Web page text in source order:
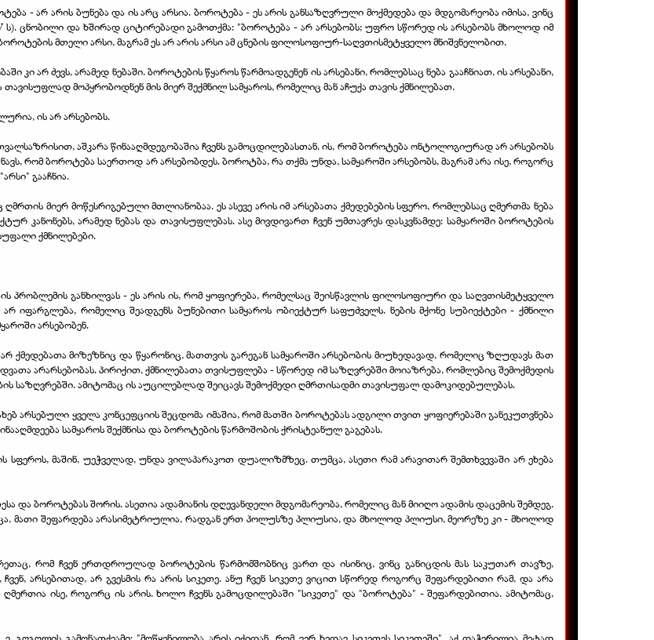
- არ არის ბუნება და ის არც არსია. ბოროტება - ეს არის განსაზღვრული მოქმედება და მდგომარეობა იმისა, ვინც
ს). ცნობილი და ხშირად ციტირებადი გამოთქმა: "ბოროტება - არ არსებობს; უფრო სწორედ ის არსებობს მხოლოდ იმ
მთელი არსი, მაგრამ ეს არ არის არსი ამ ცნების ფილოსოფიურ-საღვთისმეტყველო მნიშვნელობით.
კი არ ძევს, არამედ ნებაში. ბოროტების წყაროს წარმოადგენენ ის არსებანი, რომლებსაც ნება გააჩნიათ. ის არსებანი,
მოპყრობოდნენ მის მიერ შექმნილ სამყაროს, რომელიც მან აჩუქა თავის ქმნილებათ.
ის არ არსებობს.
აშკარა წინააღმდეგობაშია ჩვენს გამოცდილებასთან. ის, რომ ბოროტება ონტოლოგიურად არ არსებობს
რომ ბოროტება საერთოდ არ არსებობდეს. ბოროტბა, რა თქმა უნდა, სამყაროში არსებობს, მაგრამ არა ისე, როგორც
გააჩნია.
მიერ მოწესრიგებული მთლიანობაა. ეს ასევე არის იმ არსებათა ქმედებების სფერო, რომლებსაც ღმერთმა ნება
კანონებს, არამედ ნებას და თავისუფლებას. ასე მივდივართ ჩვენ უმთავრეს დასკვნამდე: სამყაროში ბოროტების
ქმნილებები.
პრობლემის განხილვას - ეს არის ის, რომ ყოფიერება, რომელსაც შეისწავლის ფილოსოფიური და საღვთისმეტყველო
რომელიც შეადგენს ბუნებითი სამყაროს ობიექტურ საფუძველს. ნების მქონე სუბიექტები - ქმნილი
არსებობენ.
ქმედებათა მიზეზნიც და წყარონიც, მათთვის გარეგან სამყაროში არსებობის მიუხედავად, რომელიც ზღუდავს მათ
არარსებობას. პირიქით, ქმნილებათა თვისუფლება - სწორედ იმ საზღვრებში მოიაზრება, რომლებიც შემოქმედის
საზღვრებში. ამიტომაც ის აუცილებლად შეიცავს შემოქმედი ღმრთისადმი თავისუფალ დამოკიდებულებას.
არსებული ყველა კონცეფციის შეცდომა იმაშია, რომ მათში ბოროტებას ადგილი თვით ყოფიერებაში განეკუთვნება
სამყაროს შექმნისა და ბოროტების წარმოშობის ქრისტეანულ გაგებას.
სფეროს, მაშინ, უეჭველად, უნდა ვილაპარაკოთ დუალიზმზეც. თუმცა, ასეთი რამ არავითარ შემთხვევაში არ ეხება
და ბოროტებას შორის. ასეთია ადამიანის დღევანდელი მდგომარეობა, რომელიც მან მიიღო ადამის დაცემის შემდეგ.
მათი შეფარდება არასიმეტრიულია, რადგან ერთ პოლუსზე პლიუსია, და მხოლოდ პლიუსი, მეორეზე კი - მხოლოდ
რომ ჩვენ ერთდროულად ბოროტების წარმომშობნიც ვართ და ისინიც, ვინც განიცდის მას საკუთარ თავზე,
არსებითად, არ გვესმის რა არის სიკეთე. ანუ ჩვენ სიკეთე ვიცით სწორედ როგორც შეფარდებითი რამ, და არა
ისე, როგორც ის არის. ხოლო ჩვენს გამოცდილებაში "სიკეთე" და "ბოროტება" - შეფარდებითია. ამიტომაც,